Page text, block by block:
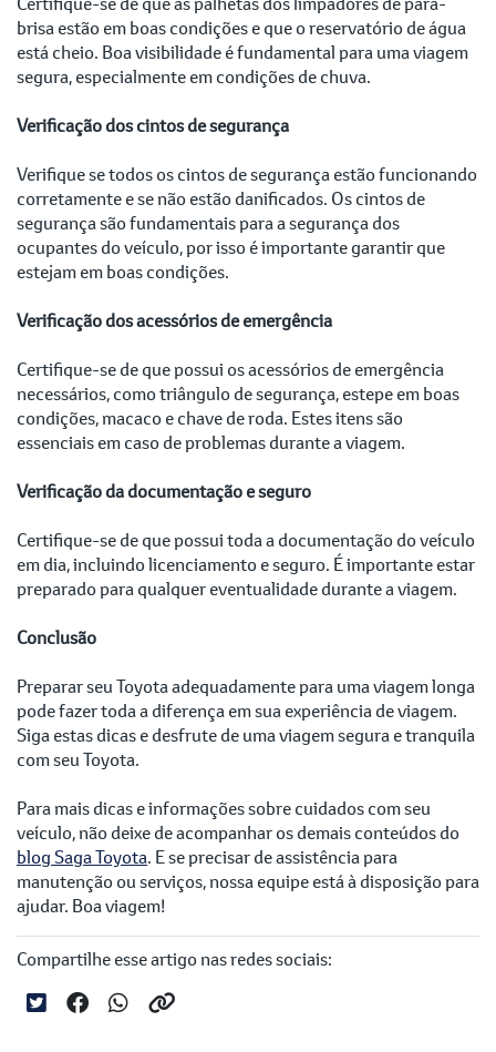
brisa estão em boas condições e que o reservatório de água
está cheio. Boa visibilidade é fundamental para uma viagem
segura, especialmente em condições de chuva.
Verificação dos cintos de segurança
Verifique se todos os cintos de segurança estão funcionando
corretamente e se não estão danificados. Os cintos de
segurança são fundamentais para a segurança dos
ocupantes do veículo, por isso é importante garantir que
estejam em boas condições.
Verificação dos acessórios de emergência
Certifique-se de que possui os acessórios de emergência
necessários, como triângulo de segurança, estepe em boas
condições, macaco e chave de roda. Estes itens são
essenciais em caso de problemas durante a viagem.
Verificação da documentação e seguro
Certifique-se de que possui toda a documentação do veículo
em dia, incluindo licenciamento e seguro. É importante estar
preparado para qualquer eventualidade durante a viagem.
Conclusão
Preparar seu Toyota adequadamente para uma viagem longa
pode fazer toda a diferença em sua experiência de viagem.
Siga estas dicas e desfrute de uma viagem segura e tranquila
com seu Toyota.
Para mais dicas e informações sobre cuidados com seu
veículo, não deixe de acompanhar os demais conteúdos do
blog Saga Toyota. E se precisar de assistência para
manutenção ou serviços, nossa equipe está à disposição para
ajudar. Boa viagem!
Compartilhe esse artigo nas redes sociais: